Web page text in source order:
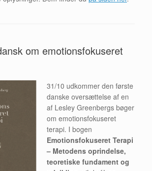
om emotionsfokuseret
31/10 udkommer den første
danske oversættelse af en
af Lesley Greenbergs bøger
om emotionsfokuseret
terapi. I bogen
Emotionsfokuseret Terapi
– Metodens oprindelse,
teoretiske fundament og